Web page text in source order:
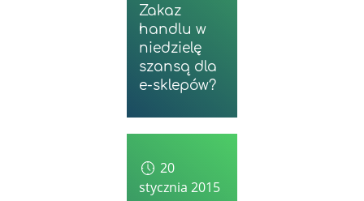
Zakaz
handlu w
niedzielę
szansą dla
e-sklepów?
20
stycznia 2015